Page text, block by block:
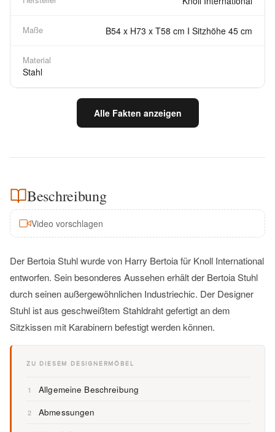
Maße B54 x H73 x T58 cm I Sitzhöhe 45 cm
Material
Stahl
Alle Fakten anzeigen
Beschreibung
Video vorschlagen
Der Bertoia Stuhl wurde von Harry Bertoia für Knoll International
entworfen. Sein besonderes Aussehen erhält der Bertoia Stuhl
durch seinen außergewöhnlichen Industriechic. Der Designer
Stuhl ist aus geschweißtem Stahldraht gefertigt an dem
Sitzkissen mit Karabinern befestigt werden können.
ZU DIESEM DESIGNERMÖBEL
1 Allgemeine Beschreibung
2 Abmessungen